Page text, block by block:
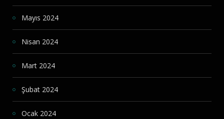
Mayıs 2024
Nisan 2024
Mart 2024
Şubat 2024
Ocak 2024